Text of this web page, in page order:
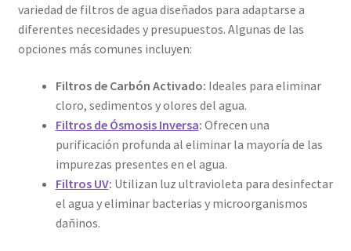
variedad de filtros de agua diseñados para adaptarse a
diferentes necesidades y presupuestos. Algunas de las
opciones más comunes incluyen:
Filtros de Carbón Activado: Ideales para eliminar
cloro, sedimentos y olores del agua.
Filtros de Ósmosis Inversa: Ofrecen una
purificación profunda al eliminar la mayoría de las
impurezas presentes en el agua.
Filtros UV: Utilizan luz ultravioleta para desinfectar
el agua y eliminar bacterias y microorganismos
dañinos.